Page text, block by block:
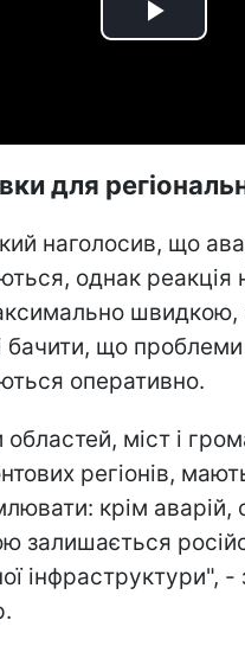
Play
для
наголосив, що
однак реакція
швидкою,
бачити, що проблеми
оперативно.
областей, міст і
регіонів,
крім
залишається
інфраструктури", -